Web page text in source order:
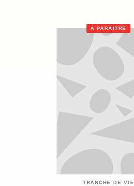
À PARAÎTRE
TRANCHE DE VIE